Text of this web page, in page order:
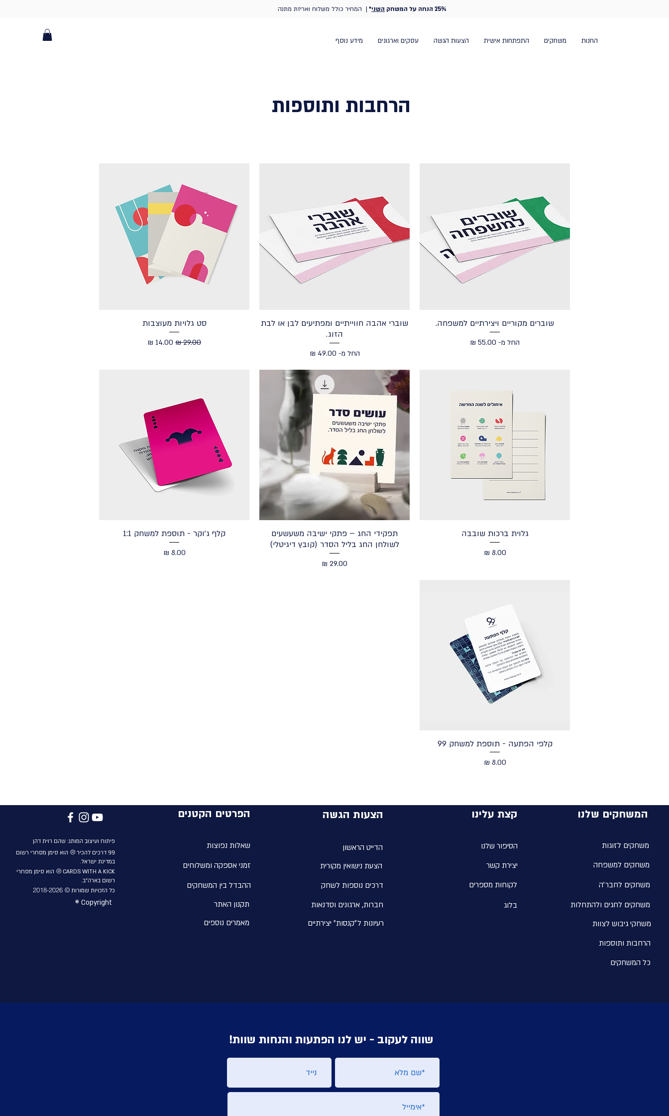
החנות משחקים התפתחות אישית הצעות הגשה עסקים וארגונים מידע נוסף
25% הנחה על המשחק השני* | המחיר כולל משלוח ואריזת מתנה
שוברים מקוריים ויצירתיים למשפחה.
החל מ-
מחיר מבצע
שוברי אהבה חווייתיים ומפתיעים לבן או לבת
הזוג.
החל מ-
מחיר מבצע
סט גלויות מעוצבות
מחיר רגיל מחיר מבצע
גלוית ברכות שובבה
מחיר
תפקידי החג – פתקי ישיבה משעשעים
לשולחן החג בליל הסדר (קובץ דיגיטלי)
מחיר
קלף ג'וקר - תוספת למשחק 1:1
מחיר
קלפי הפתעה - תוספת למשחק 99
מחיר
הרחבות ותוספות
פיתוח ועיצוב המותג: שהם רוית דהן
99 דרכים להכיר® הוא סימן מסחרי רשום
במדינת ישראל.
CARDS WITH A KICK
® הוא סימן מסחרי
רשום בארה״ב.
כל הזכויות שמורות© 2018-2026
® Copyright
הפרטים הקטנים
שאלות נפוצות
זמני אספקה ומשלוחים
ההבדל בין המשחקים
תקנון האתר
מאמרים נוספים
הצעות הגשה
הדייט הראשון
הצעת נישואין מקורית
דרכים נוספות לשחק
חברות, ארגונים וסדנאות
רעיונות ל״קנסות״ יצירתיים
קצת עלינו
הסיפור שלנו
יצירת קשר
לקוחות מספרים
בלוג
המשחקים שלנו
משחקים לזוגות
משחקים למשפחה
משחקים לחבר׳ה
משחקים לחגים ולהתחלות
משחקי גיבוש לצוות
הרחבות ותוספות
כל המשחקים
שווה לעקוב - יש לנו הפתעות והנחות שוות!